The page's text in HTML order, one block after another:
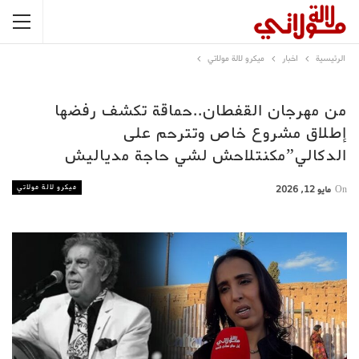
الرئيسية اخبار ميكرو لالة مولاتي
من مهرجان القفطان..حماقة تكشف رفضها
إطلاق مشروع خاص وتترحم على
الدكالي”مكنتلاحش لشي حاجة مدياليش
ميكرو لالة مولاتي On مايو 12, 2026